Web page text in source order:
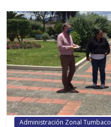
Administración Zonal Tumbaco